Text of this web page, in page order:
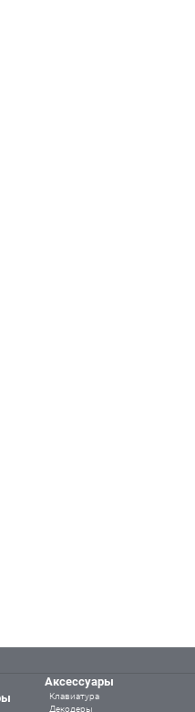
Аксессуары
Клавиатура
Декодеры